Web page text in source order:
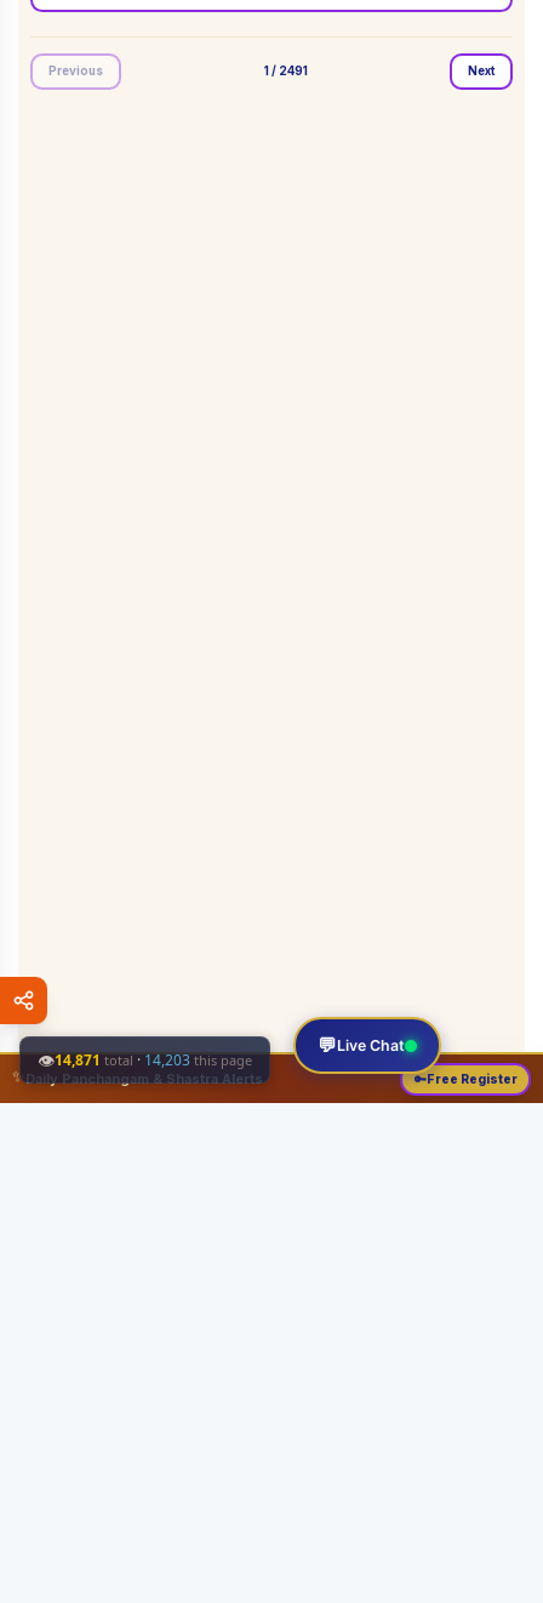
Previous 1 / 2491 Next
💬Live Chat
✨ Daily Panchangam & Shastra Alerts 🔑Free Register
👁14,871 total · 14,203 this page